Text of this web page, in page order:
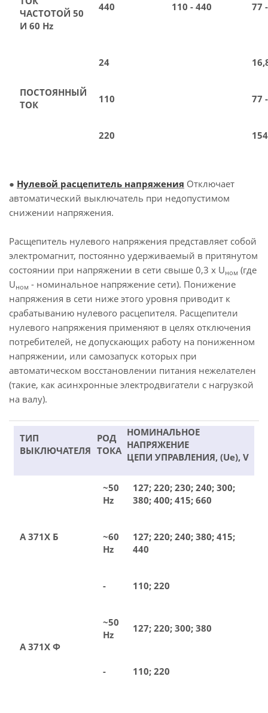
ЧАСТОТОЙ 50
И 60 Hz
440 110 - 440 77
ПОСТОЯННЫЙ
ТОК
24
110 77
220
● Нулевой расцепитель напряжения Отключает
автоматический выключатель при недопустимом
снижении напряжения.
Расщепитель нулевого напряжения представляет собой
электромагнит, постоянно удерживаемый в притянутом
состоянии при напряжении в сети свыше 0,3 х Uном (где
Uном - номинальное напряжение сети). Понижение
напряжения в сети ниже этого уровня приводит к
срабатыванию нулевого расцепителя. Расщепители
нулевого напряжения применяют в целях отключения
потребителей, не допускающих работу на пониженном
напряжении, или самозапуск которых при
автоматическом восстановлении питания нежелателен
(такие, как асинхронные электродвигатели с нагрузкой
на валу).
ТИП
ВЫКЛЮЧАТЕЛЯ
РОД
ТОКА
НОМИНАЛЬНОЕ
НАПРЯЖЕНИЕ
ЦЕПИ УПРАВЛЕНИЯ, (Ue), V
А 371Х Б
~50
Hz
127; 220; 230; 240; 300;
380; 400; 415; 660
~60
Hz
127; 220; 240; 380; 415;
440
- 110; 220
А 371Х Ф
~50
Hz
127; 220; 300; 380
- 110; 220